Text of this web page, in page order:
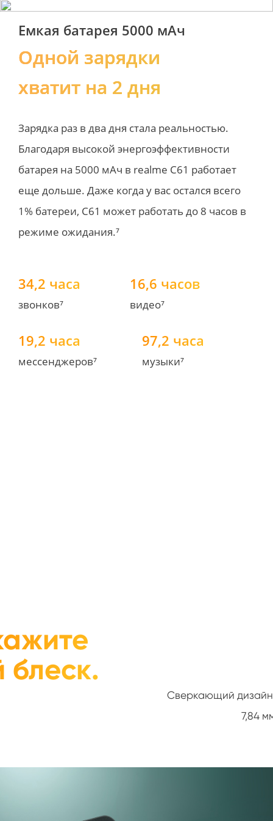
Емкая батарея 5000 мАч
Одной зарядки
хватит на 2 дня
Зарядка раз в два дня стала реальностью.
Благодаря высокой энергоэффективности
батарея на 5000 мАч в realme C61 работает
еще дольше. Даже когда у вас остался всего
1% батереи, С61 может работать до 8 часов в
режиме ожидания.⁷
34,2 часа
звонков⁷
16,6 часов
видео⁷
19,2 часа
мессенджеров⁷
97,2 часа
музыки⁷
блеск.
Сверкающий
7,84